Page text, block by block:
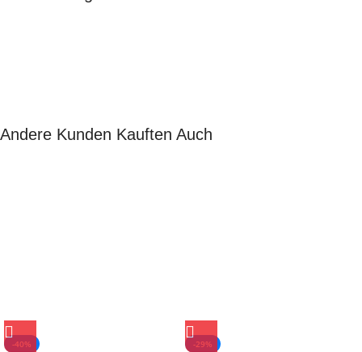
Andere Kunden Kauften Auch
-40% -29%